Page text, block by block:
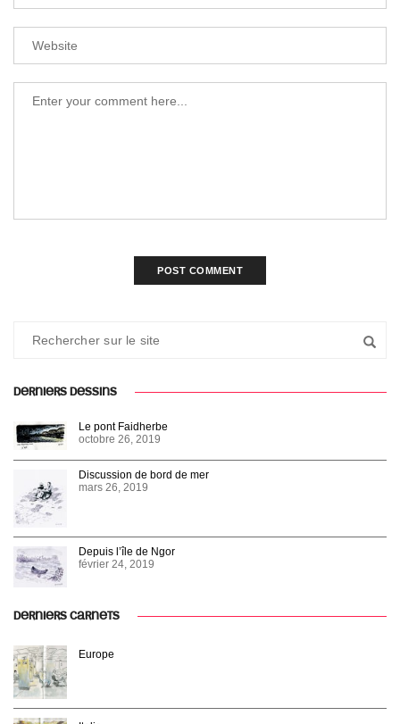
DERNIERS DESSINS
Le pont Faidherbe
octobre 26, 2019
Discussion de bord de mer
mars 26, 2019
Depuis l’île de Ngor
février 24, 2019
DERNIERS CARNETS
Europe